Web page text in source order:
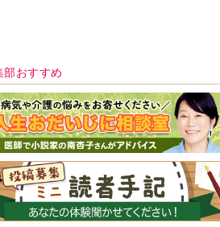
号 好評発売中！